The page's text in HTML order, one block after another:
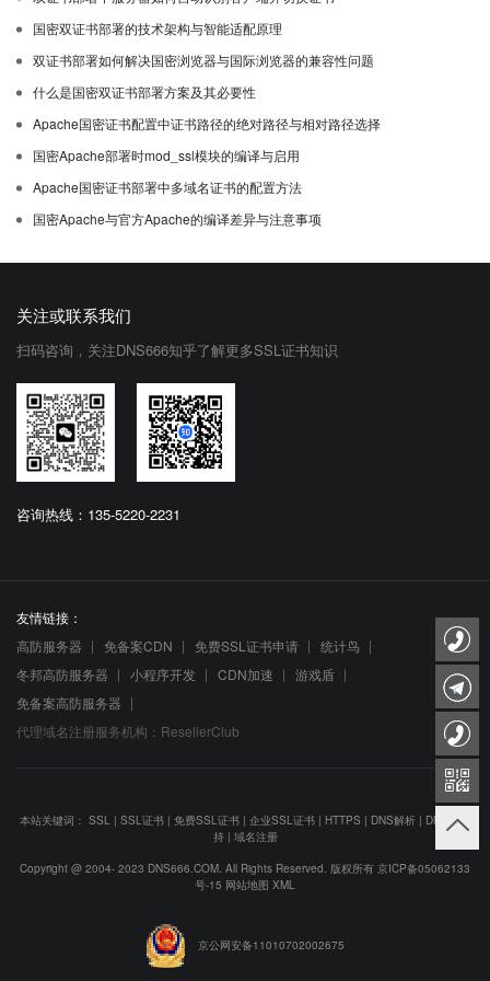
国密双证书部署的技术架构与智能适配原理
双证书部署如何解决国密浏览器与国际浏览器的兼容性问题
什么是国密双证书部署方案及其必要性
Apache国密证书配置中证书路径的绝对路径与相对路径选择
国密Apache部署时mod_ssl模块的编译与启用
Apache国密证书部署中多域名证书的配置方法
国密Apache与官方Apache的编译差异与注意事项
关注或联系我们
扫码咨询，关注DNS666知乎了解更多SSL证书知识
咨询热线：135-5220-2231
友情链接：
高防服务器
免备案CDN 免费SSL证书申请
统计鸟
冬邦高防服务器
小程序开发 CDN加速
游戏盾
免备案高防服务器
代理域名注册服务机构：ResellerClub
本站关键词： SSL | SSL证书 | 免费SSL证书 | 企业SSL证书 | HTTPS | DNS解析 | DNS防劫
持| 域名注册
Copyright @ 2004- 2023 DNS666.COM. All Rights Reserved. 版权所有 京ICP备05062133
号-15 网站地图 XML
京公网安备11010702002675